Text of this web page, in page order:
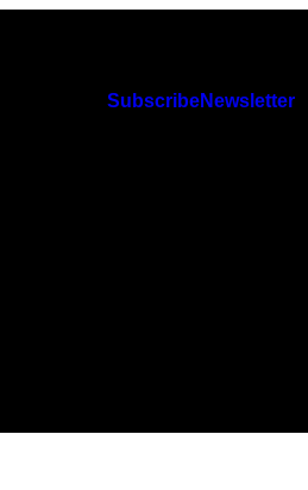
SubscribeNewsletter